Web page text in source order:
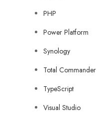
PHP
Power Platform
Synology
Total Commander
TypeScript
Visual Studio